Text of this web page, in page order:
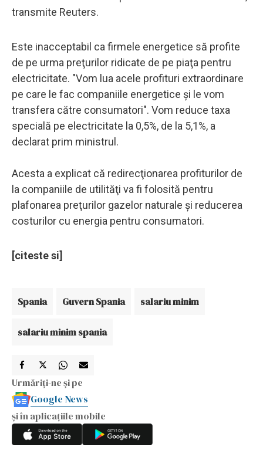
transmite Reuters.
Este inacceptabil ca firmele energetice să profite
de pe urma preţurilor ridicate de pe piaţa pentru
electricitate. "Vom lua acele profituri extraordinare
pe care le fac companiile energetice şi le vom
transfera către consumatori". Vom reduce taxa
specială pe electricitate la 0,5%, de la 5,1%, a
declarat prim ministrul.
Acesta a explicat că redirecţionarea profiturilor de
la companiile de utilităţi va fi folosită pentru
plafonarea preţurilor gazelor naturale şi reducerea
costurilor cu energia pentru consumatori.
[citeste si]
Spania Guvern Spania salariu minim
salariu minim spania
Urmăriți-ne și pe
Google News
și în aplicațiile mobile